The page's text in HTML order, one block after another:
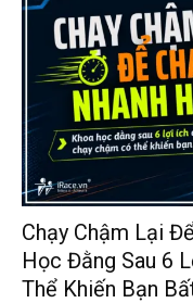
Chạy Chậm Lại
Học Đằng Sau 6
Thể Khiến Bạn